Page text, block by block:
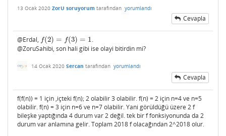
13 Ocak 2020 ZorU soruyorum tarafından yorumlandı
Cevapla
@Erdal, f(2) = f(3) = 1
f(2)= (3) =1
.
@ZoruSahibi, son hali gibi ise olayi bitirdin mi?
14 Ocak 2020 Sercan tarafından yorumlandı
Cevapla
f(f(n)) = 1 için ,içteki f(n); 2 olabilir 3 olabilir. f(n) = 2 için n=4 ve n=5
olabilir. f(n) = 3 için n=6 ve n=7 olabilir. Yani görüldüğü üzere 2 f
bileşke yaptığında 4 durum var 2 değil. tek bir f fonksiyonunda da 2
durum var anlamına gelir. Toplam 2018 f olacağından 2^2018 olur.